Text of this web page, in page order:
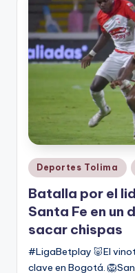
Publicado
en
Deportes Tolima
Batalla por el
Santa Fe en un
sacar chispas
#LigaBetplay 🐷El
clave en Bogotá.